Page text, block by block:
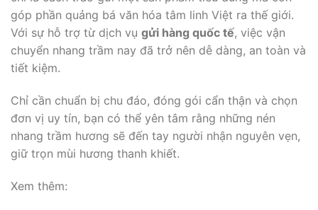
góp phần quảng bá văn hóa tâm linh Việt ra thế giới.
Với sự hỗ trợ từ dịch vụ gửi hàng quốc tế, việc vận
chuyển nhang trầm nay đã trở nên dễ dàng, an toàn và
tiết kiệm.
Chỉ cần chuẩn bị chu đáo, đóng gói cẩn thận và chọn
đơn vị uy tín, bạn có thể yên tâm rằng những nén
nhang trầm hương sẽ đến tay người nhận nguyên vẹn,
giữ trọn mùi hương thanh khiết.
Xem thêm: